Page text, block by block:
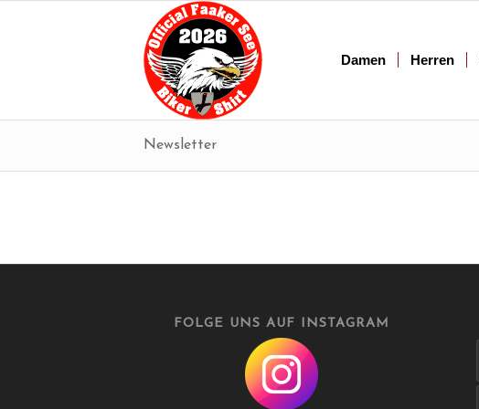
Damen Herren
Newsletter
FOLGE UNS AUF INSTAGRAM